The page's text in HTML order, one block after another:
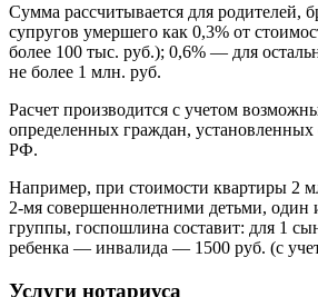
Сумма рассчитывается для родителей,
супругов умершего как 0,3% от
более 100 тыс. руб.); 0,6% — для
не более 1 млн. руб.
Расчет производится с учетом
определенных граждан,
РФ.
Например, при стоимости квартиры 2
2-мя совершеннолетними детьми, один
группы, госпошлина составит: для 1
ребенка — инвалида — 1500 руб. (с
Услуги нотариуса